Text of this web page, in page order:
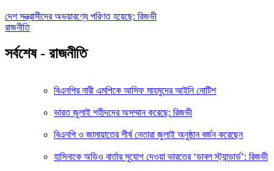
দেশ সন্ত্রাসীদের অভয়ারণ্যে পরিণত হয়েছে: রিজভী
রাজনীতি
সর্বশেষ - রাজনীতি
বিএনপির নারী এমপিকে আসিফ মাহমুদের আইনি নোটিশ
ভারত জুলাই শহীদদের অসম্মান করেছে: রিজভী
বিএনপি ও জামায়াতের শীর্ষ নেতারা জুলাই অনুষ্ঠান বর্জন করেছেন
হাসিনাকে অডিও বার্তার সুযোগ দেওয়া ভারতের ‘ডাবল স্ট্যান্ডার্ড’: রিজভী